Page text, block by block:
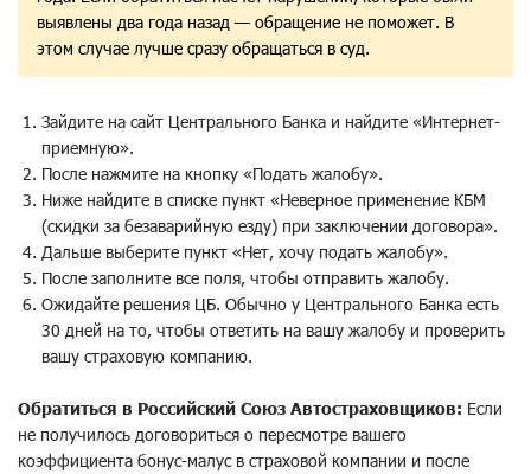
выявлены два года назад — обращение не поможет. В
этом случае лучше сразу обращаться в суд.
Зайдите на сайт Центрального Банка и найдите «Интернет-
приемную».
После нажмите на кнопку «Подать жалобу».
Ниже найдите в списке пункт «Неверное применение КБМ
(скидки за безаварийную езду) при заключении договора».
Дальше выберите пункт «Нет, хочу подать жалобу».
После заполните все поля, чтобы отправить жалобу.
Ожидайте решения ЦБ. Обычно у Центрального Банка есть
30 дней на то, чтобы ответить на вашу жалобу и проверить
вашу страховую компанию.
Обратиться в Российский Союз Автостраховщиков: Если
не получилось договориться о пересмотре вашего
коэффициента бонус-малус в страховой компании и после